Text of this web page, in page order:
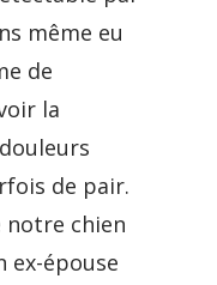
même eu
de
la
de pair.
notre chien
ex-épouse